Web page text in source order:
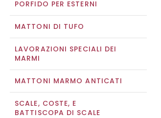
PORFIDO PER ESTERNI
MATTONI DI TUFO
LAVORAZIONI SPECIALI DEI
MARMI
MATTONI MARMO ANTICATI
SCALE, COSTE, E
BATTISCOPA DI SCALE